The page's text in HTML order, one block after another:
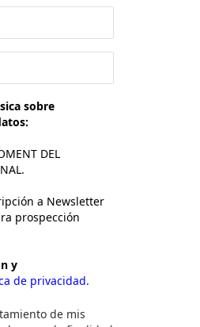
sobre
DEL
a Newsletter
prospección
y
de privacidad.
de mis